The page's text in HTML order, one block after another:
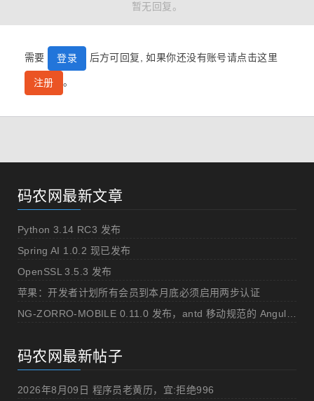
暂无回复。
需要 登录 后方可回复, 如果你还没有账号请点击这里
注册 。
码农网最新文章
Python 3.14 RC3 发布
Spring AI 1.0.2 现已发布
OpenSSL 3.5.3 发布
苹果：开发者计划所有会员到本月底必须启用两步认证
码农网最新帖子
2026年8月09日 程序员老黄历，宜:拒绝996